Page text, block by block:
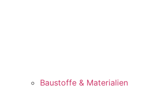
Baustoffe & Materialien